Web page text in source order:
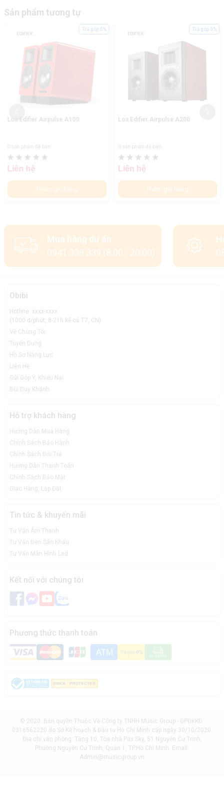
Sản phẩm tương tự
Loa Edifier Airpulse A100
0 sản phẩm đã bán
Liên hệ
Thêm giỏ hàng
Trả góp 0%
Loa Edifier Airpulse A200
0 sản phẩm đã bán
Liên hệ
Thêm giỏ hàng
Trả góp 0%
Mua hàng dự án
0941 339 339 (8:00 - 20:00)
Obibi
Hotline: xxxx-xxxx
(1000 đ/phút, 8-21h kể cả T7, CN)
Về Chúng Tôi
Tuyển Dụng
Hồ Sơ Năng Lực
Liên Hệ
Gửi Góp Ý, Khiếu Nại
Bùi Duy Khánh
Hỗ trợ khách hàng
Hướng Dẫn Mua Hàng
Chính Sách Bảo Hành
Chính Sách Đổi Trả
Hướng Dẫn Thanh Toán
Chính Sách Bảo Mật
Giao Hàng, Lắp Đặt
Tin tức & khuyến mãi
Tư Vấn Âm Thanh
Tư Vấn Đèn Sân Khấu
Tư Vấn Màn Hình Led
Kết nối với chúng tôi
Phương thức thanh toán
© 2020. Bản quyền Thuộc Về Công ty TNHH Music Group - GPĐKKD:
0316562220 do Sở Kế hoạch & Đầu tư Hồ Chí Minh cấp ngày 30/10/2020.
Địa chỉ văn phòng: Tầng 10, Tòa nhà Pax Sky, 51 Nguyễn Cư Trinh,
Phường Nguyễn Cư Trinh, Quận 1, TP.Hồ Chí Minh. Email:
Admin@musicgroup.vn